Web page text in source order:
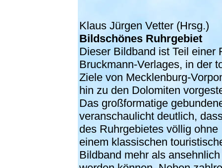
Klaus Jürgen Vetter (Hrsg.)
Bildschönes Ruhrgebiet
Dieser Bildband ist Teil einer
Bruckmann-Verlages, in der
Ziele von Mecklenburg-
hin zu den Dolomiten
Das großformatige
veranschaulicht deutlich,
des Ruhrgebietes völlig ohne
einem klassischen
Bildband mehr als